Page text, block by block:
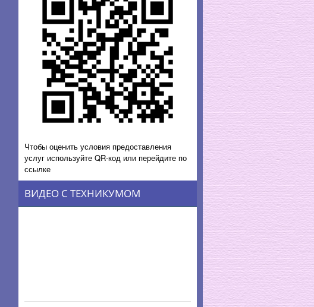
Чтобы оценить условия предоставления
услуг используйте QR-код или перейдите по
ссылке
ВИДЕО С ТЕХНИКУМОМ